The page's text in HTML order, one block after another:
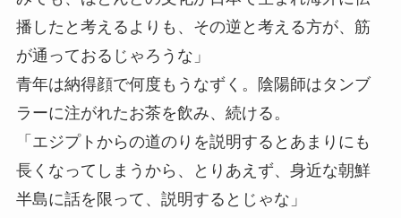
播したと考えるよりも、その逆と考える方が、筋
が通っておるじゃろうな」
青年は納得顔で何度もうなずく。陰陽師はタンブ
ラーに注がれたお茶を飲み、続ける。
「エジプトからの道のりを説明するとあまりにも
長くなってしまうから、とりあえず、身近な朝鮮
半島に話を限って、説明するとじゃな」